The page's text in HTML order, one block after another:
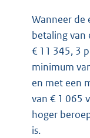
Wanneer de
betaling van
€ 11 345, 3
minimum
en met een
van € 1 065
hoger
is.